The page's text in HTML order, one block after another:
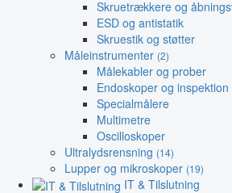
Skruetrækkere og
ESD og antistatik
Skruestik og støtter
Måleinstrumenter (2)
Målekabler og prober
Endoskoper og inspektion
Specialmålere
Multimetre
Oscilloskoper
Ultralydsrensning (14)
Lupper og mikroskoper (19)
IT & Tilslutning